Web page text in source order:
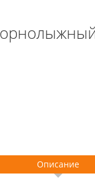
Описание